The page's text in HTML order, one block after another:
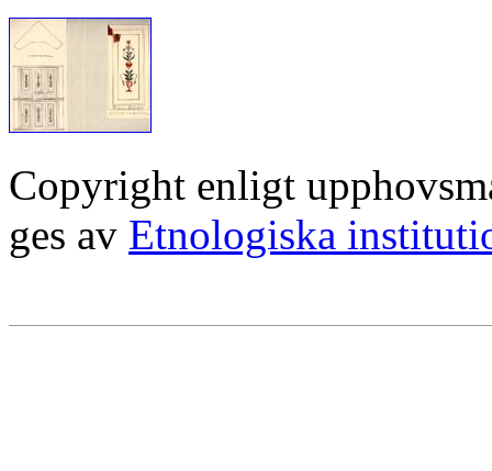
Copyright enligt
ges av Etnologiska